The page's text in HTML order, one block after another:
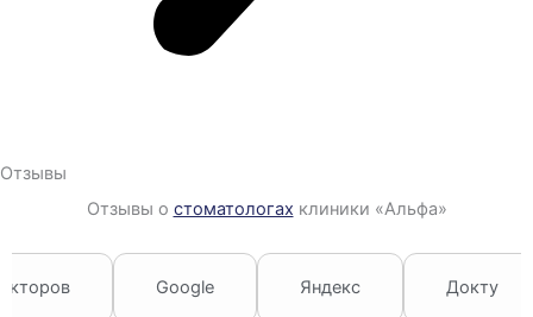
Отзывы
Отзывы о стоматологах клиники «Альфа»
Google Яндекс Докту